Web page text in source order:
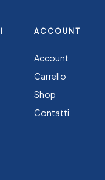
ACCOUNT
Account
Carrello
Shop
Contatti